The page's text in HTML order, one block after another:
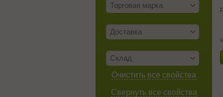
Торговая марка
Доставка
Склад
Очистить все свойства
Свернуть все свойства